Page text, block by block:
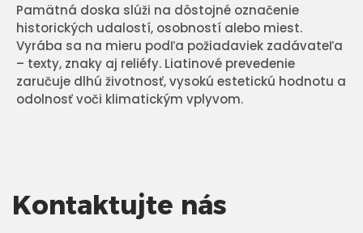
Pamätná doska slúži na dôstojné označenie
historických udalostí, osobností alebo miest.
Vyrába sa na mieru podľa požiadaviek zadávateľa
– texty, znaky aj reliéfy. Liatinové prevedenie
zaručuje dlhú životnosť, vysokú estetickú hodnotu a
odolnosť voči klimatickým vplyvom.
Kontaktujte nás